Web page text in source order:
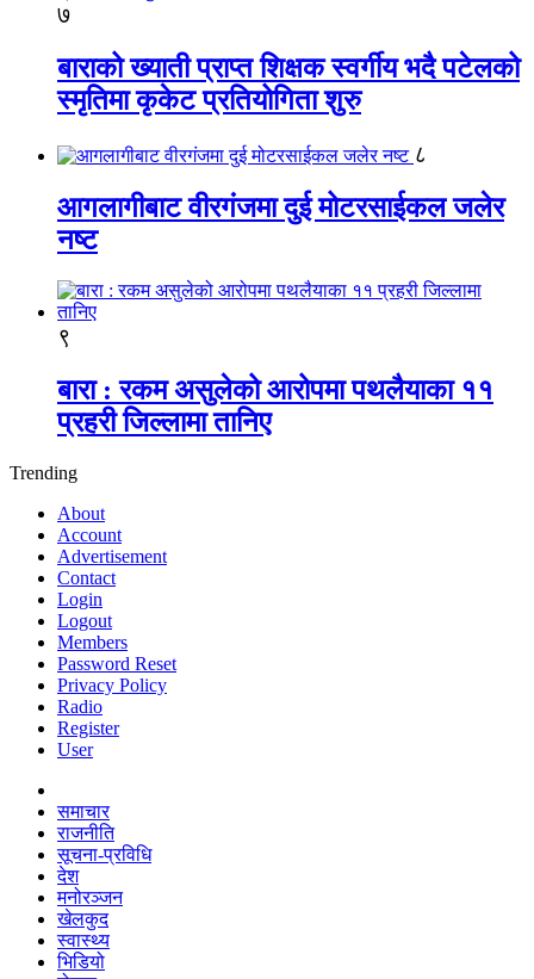
७
बाराको ख्याती प्राप्त शिक्षक स्वर्गीय भदै पटेलको
स्मृतिमा कृकेट प्रतियोगिता शुरु
८
आगलागीबाट वीरगंजमा दुई मोटरसाईकल जलेर
नष्ट
९
बारा : रकम असुलेको आरोपमा पथलैयाका ११
प्रहरी जिल्लामा तानिए
Trending
About
Account
Advertisement
Contact
Login
Logout
Members
Password Reset
Privacy Policy
Radio
Register
User
समाचार
राजनीति
सूचना-प्रविधि
देश
मनोरञ्जन
खेलकुद
स्वास्थ्य
भिडियो